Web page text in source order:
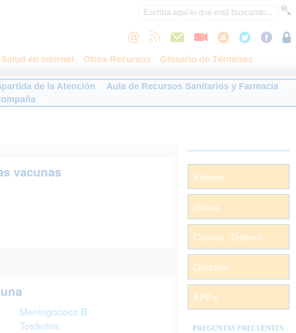
Salud en internet Otros Recursos
Glosario de Términos
de la Atención
Aula de Recursos Sanitarios y Farmacia
vacunas
Meningococo B
Tosferina
Vídeos
Guías
Cursos, Talleres...
Glosario
APPs
PREGUNTAS FRECUENTES